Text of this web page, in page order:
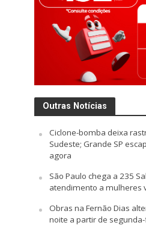
Outras Notícias
Ciclone-bomba deixa
Sudeste; Grande SP
agora
São Paulo chega a 235
atendimento a mulheres
Obras na Fernão Dias
noite a partir de